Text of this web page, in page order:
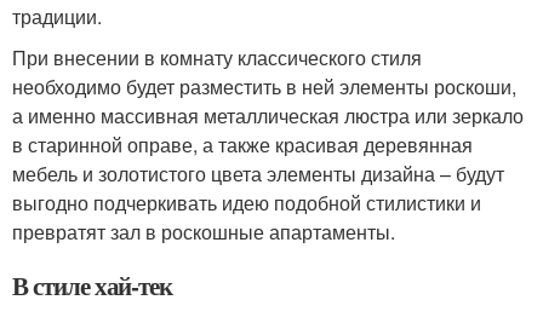
традиции.
При внесении в комнату классического стиля
необходимо будет разместить в ней элементы роскоши,
а именно массивная металлическая люстра или зеркало
в старинной оправе, а также красивая деревянная
мебель и золотистого цвета элементы дизайна – будут
выгодно подчеркивать идею подобной стилистики и
превратят зал в роскошные апартаменты.
В стиле хай-тек